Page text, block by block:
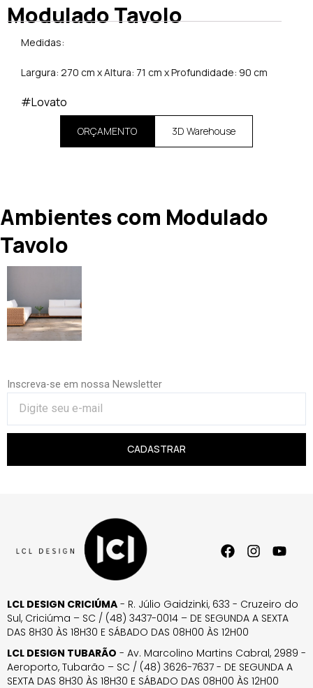
Modulado Tavolo
Medidas:
Largura: 270 cm x Altura: 71 cm x Profundidade: 90 cm
#Lovato
ORÇAMENTO 3D Warehouse
Ambientes com Modulado
Tavolo
Inscreva-se em nossa Newsletter
CADASTRAR
LCL DESIGN CRICIÚMA - R. Júlio Gaidzinki, 633 - Cruzeiro do
Sul, Criciúma – SC / (48) 3437-0014 – DE SEGUNDA A SEXTA
DAS 8H30 ÀS 18H30 E SÁBADO DAS 08H00 ÀS 12H00
LCL DESIGN TUBARÃO - Av. Marcolino Martins Cabral, 2989 -
Aeroporto, Tubarão – SC / (48) 3626-7637 - DE SEGUNDA A
SEXTA DAS 8H30 ÀS 18H30 E SÁBADO DAS 08H00 ÀS 12H00